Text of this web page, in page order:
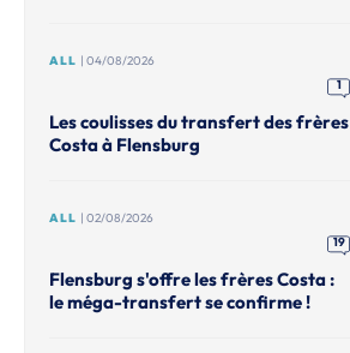
ALL | 04/08/2026
1
Les coulisses du transfert des frères
Costa à Flensburg
ALL | 02/08/2026
19
Flensburg s'offre les frères Costa :
le méga-transfert se confirme !